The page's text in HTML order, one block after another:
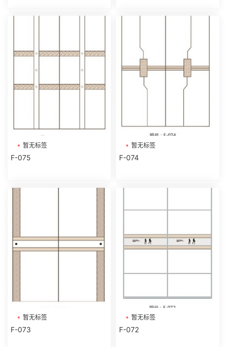
暂无标签
F-075
暂无标签
F-074
暂无标签
F-073
暂无标签
F-072